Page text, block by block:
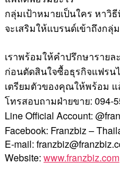
กลุ่มเป้าหมายเป็นใคร หาวิ
จะเสริมให้แบรนด์เข้าถึงกลุ่
เราพร้อมให้คำปรึกษาราย
ก่อนตัดสินใจซื้อธุรกิจแฟรน
เตรียมตัวของคุณให้พร้อม แ
โทรสอบถามฝ่ายขาย: 094-
Line Official Account:
Facebook: Franzbiz –
E-mail:
Website: www.franzbiz.com